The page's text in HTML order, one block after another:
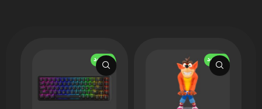
ناموجود ناموجود